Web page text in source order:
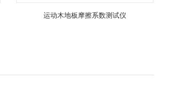
运动木地板摩擦系数测试仪